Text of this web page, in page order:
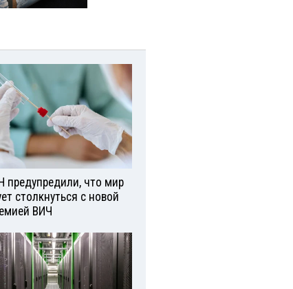
предупредили, что мир
столкнуться с новой
ВИЧ